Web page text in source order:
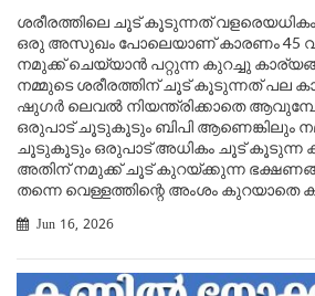
ശരീരത്തിലെ ചൂട് കൂടുന്നത്
ഒരു അസുഖം പോലെയാണ് കാരണം 45
നമുക്ക് ചെയ്യാൻ പറ്റുന്ന കുറച്ചു
നമ്മുടെ ശരീരത്തിന് ചൂട് കൂടുന്നത് പല
ഷുഗർ ലെവൽ നിയന്ത്രിക്കാതെ
ഒരുപാട് ചൂടുകൂടും ബിപി ആണെങ്കിലും
ചൂടുകൂടും ഒരുപാട് അധികം ചൂട് കൂടുന്ന
അതിന് നമുക്ക് ചൂട് കുറയ്ക്കുന്ന
തന്നെ വെള്ളത്തിന്റെ അംശം കുറയാതെ
Jun 16, 2026